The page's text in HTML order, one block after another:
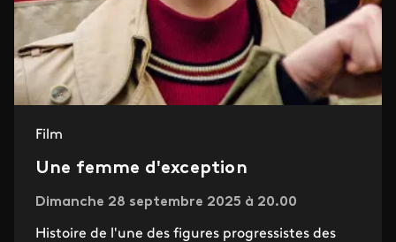
Film
Une femme d'exception
Dimanche 28 septembre 2025 à 20.00
Histoire de l'une des figures progressistes des